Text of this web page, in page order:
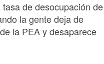
de desocupación de
la gente deja de
la PEA y desaparece